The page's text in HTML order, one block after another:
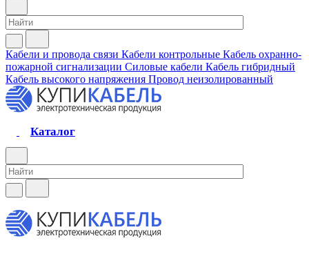
Кабели и провода связи Кабели контрольные Кабель охранно-
пожарной сигнализации Силовые кабели Кабель гибридный
Кабель высокого напряжения Провод неизолированный
Каталог